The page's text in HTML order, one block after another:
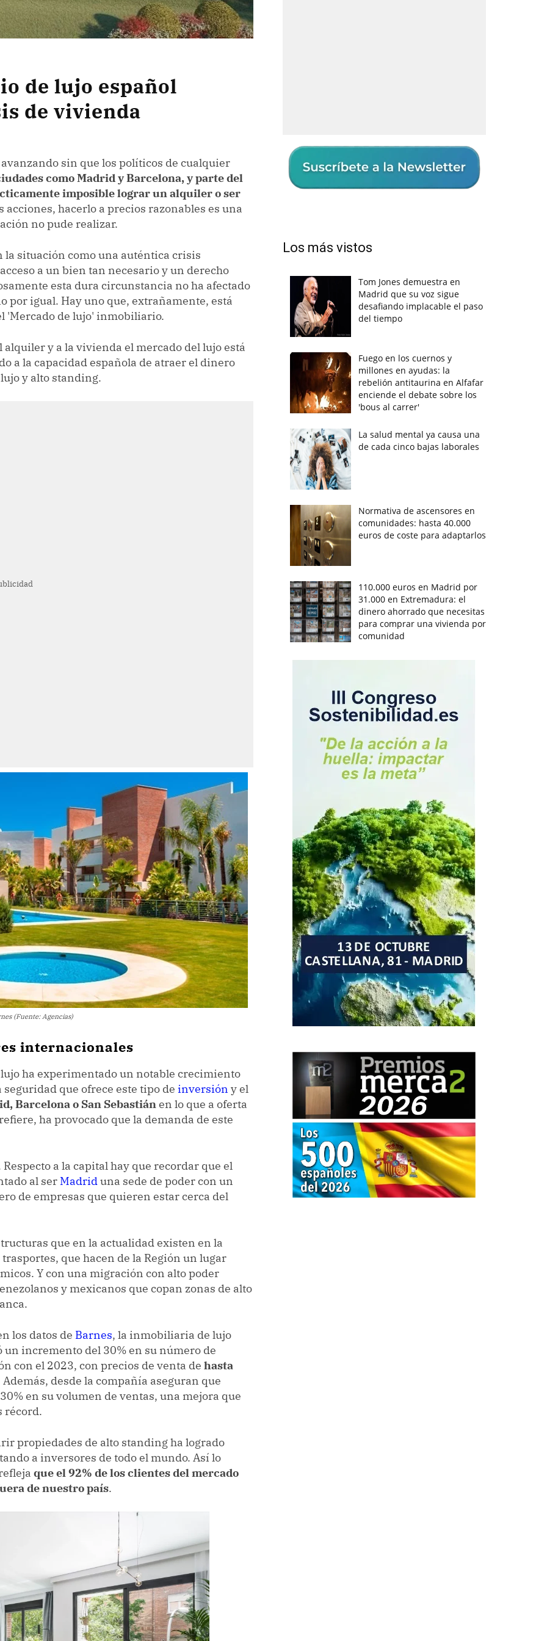
de lujo español
de vivienda
sin que los políticos de cualquier
como Madrid y Barcelona, y parte del
imposible lograr un alquiler o ser
acciones, hacerlo a precios razonables es una
no pude realizar.
la situación como una auténtica crisis
a un bien tan necesario y un derecho
esta dura circunstancia no ha afectado
por igual. Hay uno que, extrañamente, está
'Mercado de lujo' inmobiliario.
y a la vivienda el mercado del lujo está
a la capacidad española de atraer el dinero
y alto standing.
(Fuente: Agencias)
internacionales
ha experimentado un notable crecimiento
que ofrece este tipo de inversión y el
Barcelona o San Sebastiánen lo que a oferta
ha provocado que la demanda de este
a la capital hay que recordar que el
al ser Madriduna sede de poder con un
de empresas que quieren estar cerca del
que en la actualidad existen en la
que hacen de la Región un lugar
Y con una migración con alto poder
y mexicanos que copan zonas de alto
los datos de Barnes, la inmobiliaria de lujo
incremento del 30% en su número de
con el 2023, con precios de venta de hasta
Además, desde la compañía aseguran que
en su volumen de ventas, una mejora que
récord.
propiedades de alto standing ha logrado
a inversores de todo el mundo. Así lo
que el 92% de los clientes del mercado
de nuestro país.
Los más vistos
Tom Jones demuestra en
Madrid que su voz sigue
desafiando implacable el paso
del tiempo
Fuego en los cuernos y
millones en ayudas: la
rebelión antitaurina en Alfafar
enciende el debate sobre los
'bous al carrer'
La salud mental ya causa una
de cada cinco bajas laborales
Normativa de ascensores en
comunidades: hasta 40.000
euros de coste para adaptarlos
110.000 euros en Madrid por
31.000 en Extremadura: el
dinero ahorrado que necesitas
para comprar una vivienda por
comunidad